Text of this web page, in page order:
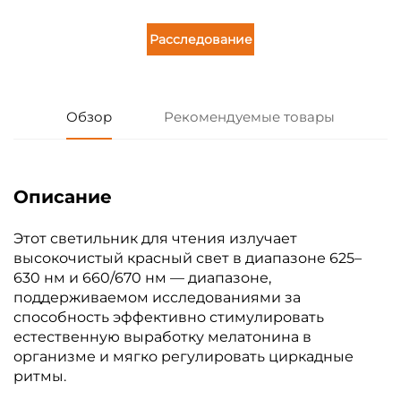
Расследование
Обзор Рекомендуемые товары
Описание
Этот светильник для чтения излучает
высокочистый красный свет в диапазоне 625–
630 нм и 660/670 нм — диапазоне,
поддерживаемом исследованиями за
способность эффективно стимулировать
естественную выработку мелатонина в
организме и мягко регулировать циркадные
ритмы.